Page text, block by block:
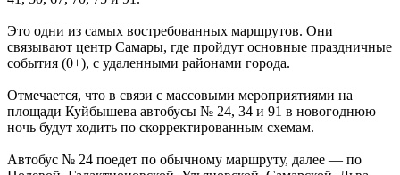
08.08.2026 | 11:05
Два человека погибли в столкновении моторной лодки и
катера в Самарской области
08.08.2026 | 10:35
Народные приметы на 9 августа 2026 года: что нельзя делать в
этот день
08.08.2026 | 10:27
Где в Самаре отключат холодную воду 8 августа: список
адресов
08.08.2026 | 10:15
День физкультурника в России: какие праздники отмечают 8
Это одни из самых востребованных маршрутов. Они
связывают центр Самары, где пройдут основные праздничные
события (0+), с удаленными районами города.
Отмечается, что в связи с массовыми мероприятиями на
площади Куйбышева автобусы № 24, 34 и 91 в новогоднюю
ночь будут ходить по скорректированным схемам.
Автобус № 24 поедет по обычному маршруту, далее — по